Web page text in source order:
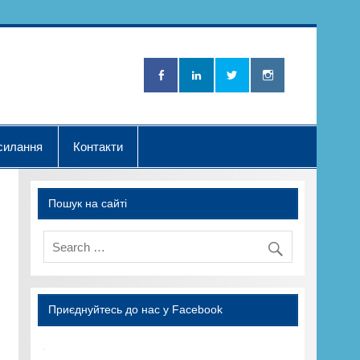
Хвилька"
Контакти
Пошук на сайті
Приєднуйтесь до нас у Facebook